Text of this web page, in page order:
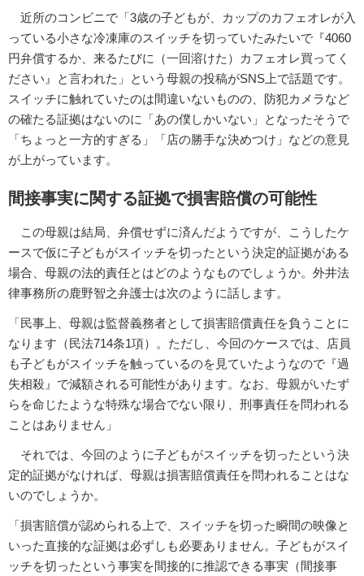
近所のコンビニで「3歳の子どもが、カップのカフェオレが入
っている小さな冷凍庫のスイッチを切っていたみたいで『4060
円弁償するか、来るたびに（一回溶けた）カフェオレ買ってく
ださい』と言われた」という母親の投稿がSNS上で話題です。
スイッチに触れていたのは間違いないものの、防犯カメラなど
の確たる証拠はないのに「あの僕しかいない」となったそうで
「ちょっと一方的すぎる」「店の勝手な決めつけ」などの意見
が上がっています。
間接事実に関する証拠で損害賠償の可能性
この母親は結局、弁償せずに済んだようですが、こうしたケ
ースで仮に子どもがスイッチを切ったという決定的証拠がある
場合、母親の法的責任とはどのようなものでしょうか。外井法
律事務所の鹿野智之弁護士は次のように話します。
「民事上、母親は監督義務者として損害賠償責任を負うことに
なります（民法714条1項）。ただし、今回のケースでは、店員
も子どもがスイッチを触っているのを見ていたようなので『過
失相殺』で減額される可能性があります。なお、母親がいたず
らを命じたような特殊な場合でない限り、刑事責任を問われる
ことはありません」
それでは、今回のように子どもがスイッチを切ったという決
定的証拠がなければ、母親は損害賠償責任を問われることはな
いのでしょうか。
「損害賠償が認められる上で、スイッチを切った瞬間の映像と
いった直接的な証拠は必ずしも必要ありません。子どもがスイ
ッチを切ったという事実を間接的に推認できる事実（間接事